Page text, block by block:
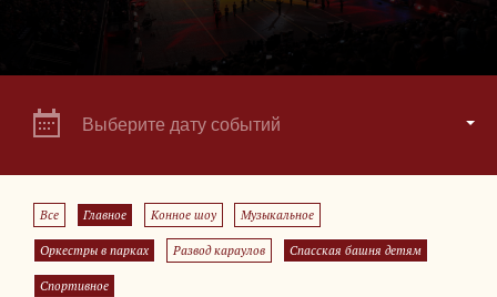
Выберите дату событий
Все Главное Конное шоу Музыкальное
Оркестры в парках Развод караулов Спасская башня детям
Спортивное